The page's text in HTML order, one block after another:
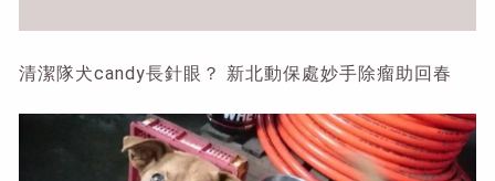
清潔隊犬candy長針眼？ 新北動保處妙手除瘤助回春